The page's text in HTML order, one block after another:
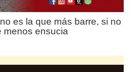
es la que más barre, si no
menos ensucia